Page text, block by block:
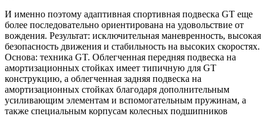
И именно поэтому адаптивная спортивная подвеска GT еще
более последовательно ориентирована на удовольствие от
вождения. Результат: исключительная маневренность, высокая
безопасность движения и стабильность на высоких скоростях.
Основа: техника GT. Облегченная передняя подвеска на
амортизационных стойках имеет типичную для GT
конструкцию, а облегченная задняя подвеска на
амортизационных стойках благодаря дополнительным
усиливающим элементам и вспомогательным пружинам, а
также специальным корпусам колесных подшипников